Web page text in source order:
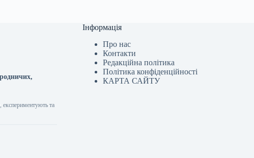
експериментують та
Інформація
Про нас
Контакти
Редакційна політика
Політика конфіденційності
КАРТА САЙТУ